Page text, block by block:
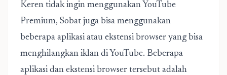
Keren tidak ingin menggunakan YouTube
Premium, Sobat juga bisa menggunakan
beberapa aplikasi atau ekstensi browser yang bisa
menghilangkan iklan di YouTube. Beberapa
aplikasi dan ekstensi browser tersebut adalah